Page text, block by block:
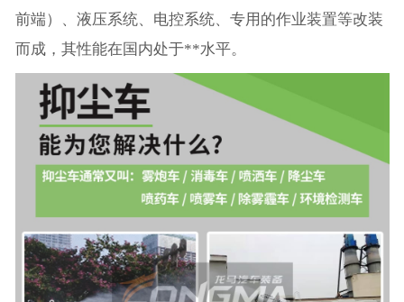
前端）、液压系统、电控系统、专用的作业装置等改装
而成，其性能在国内处于**水平。